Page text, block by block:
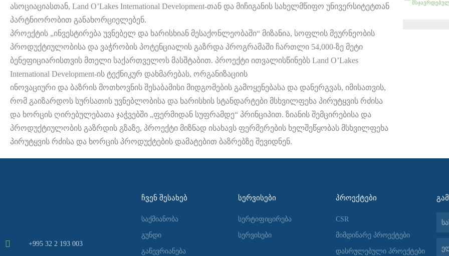
ასოციაციასთან, Land O’Lakes International Development-თან და მიჩიგანის სახელმწიფო უნივერსიტეტთან
პარტნიორობით განახორციელებენ.
პროექტის „ინვესტირება უვნებელ და ხარისხიან მესაქონლეობაში“ მიზანია, სოფლის მეურნეობის
პროდუქტიულობისა და ვაჭრობის პოტენციალის გაზრდა პროგრამაში ჩართლი 54,000-ზე მეტი
ბენეფიციარისთვის მთელი საქართველოს მასშტაბით. პროექტი ითვალისწინებს Land O’Lakes
International Development-ის ტექნიკურ დახმარებას, ორგანიზაციის
ინოვაციური და ბაზრის მოთხოვნის შესაბამისი მიდგომების გამოყენებასა და დანერგვას, იმისათვის,
რომ გაიზარდოს სურსათის უვნებლობისა და ხარისხის სტანდარტები მსხვილფეხა პირუტყვის რძისა
და ხორცის ღირებულებათა ჯაჭვებში „ფერმიდან სუფრამდე“ პრინციპით. ზიანის შემცირებისა და
პროდუქტიულობის გაზრდის გზაზე, პროექტი მიზნად ისახავს ფერმერების ხელშეწყობას მსხვილფეხა
პირუტყვის რძისა და ხორცის პროდუქტების დამატებით ბაზრებზე შევიდნენ.
+995 32 2 193 003
ᲩᲕᲔᲜ ᲨᲔᲡᲐᲮᲔᲑ
საქმიანობა
გუნდი
გაწევრიანება
ᲡᲔᲠᲕᲘᲡᲔᲑᲘ
სერტიფიცირება
სერვისები
ᲞᲠᲝᲔᲥᲢᲔᲑᲘ
CSR
მიმდინარე პროექტები
დასრულებული პროექტები